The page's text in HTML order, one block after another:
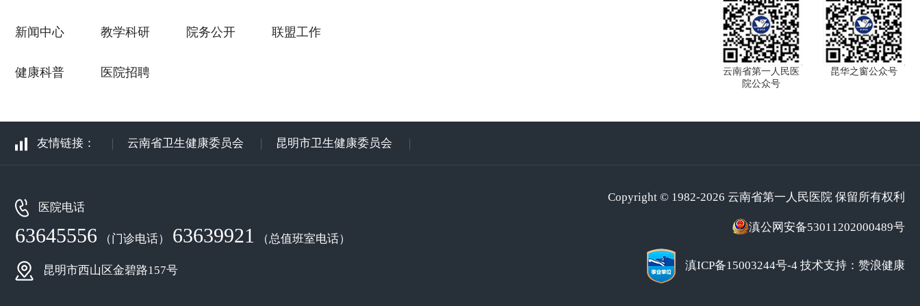
新闻中心 教学科研 院务公开 联盟工作
健康科普 医院招聘
云南省第一人民医
院公众号
昆华之窗公众号
友情链接： | 云南省卫生健康委员会 | 昆明市卫生健康委员会 |
医院电话
63645556 （门诊电话） 63639921 （总值班室电话）
昆明市西山区金碧路157号
Copyright © 1982-2026 云南省第一人民医院 保留所有权利
滇公网安备53011202000489号
滇ICP备15003244号-4 技术支持：赞浪健康